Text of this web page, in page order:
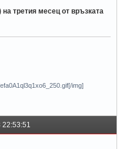
третия месец от връзката
img]